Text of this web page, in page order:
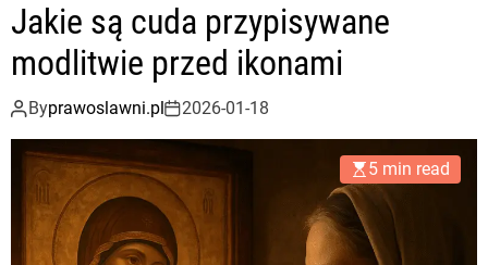
Jakie są cuda przypisywane
modlitwie przed ikonami
Byprawoslawni.pl 2026-01-18
5 min read